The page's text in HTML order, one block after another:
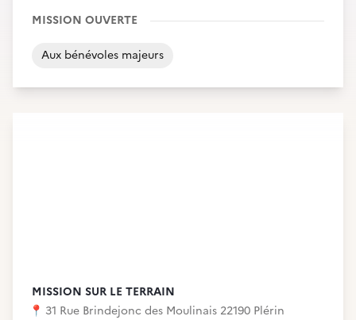
MISSION OUVERTE
Aux bénévoles majeurs
MISSION SUR LE TERRAIN
📍 31 Rue Brindejonc des Moulinais 22190 Plérin